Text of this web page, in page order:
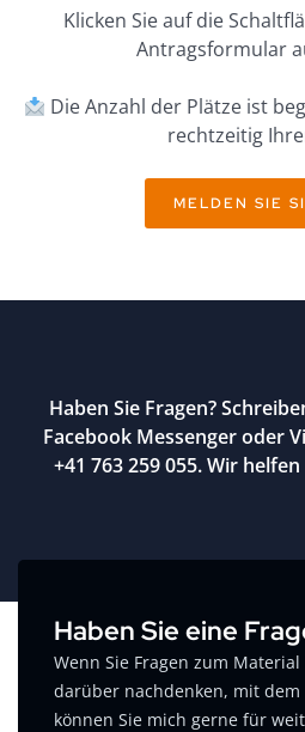
Klicken Sie auf die
Antragsformular
Die Anzahl der Plätze ist
rechtzeitig
MELDEN SIE
Haben Sie Fragen?
Facebook Messenger oder
+41 763 259 055. Wir
Haben Sie eine
Wenn Sie Fragen zum
darüber nachdenken, mit dem
können Sie mich gerne für